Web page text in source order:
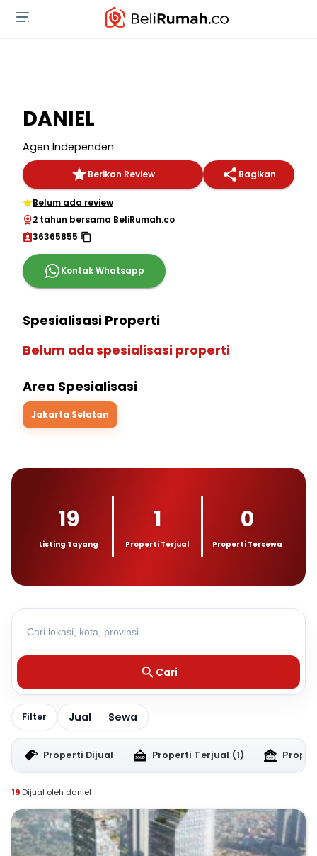
DANIEL
Agen Independen
Berikan Review Bagikan
Belum ada review
2 tahun bersama BeliRumah.co
36365855
Kontak Whatsapp
Spesialisasi Properti
Belum ada spesialisasi properti
Area Spesialisasi
Jakarta Selatan
19
Listing Tayang
1
Properti Terjual
0
Properti Tersewa
Cari
Filter Jual Sewa
Properti Dijual Properti Terjual (1)
19 Dijual oleh daniel